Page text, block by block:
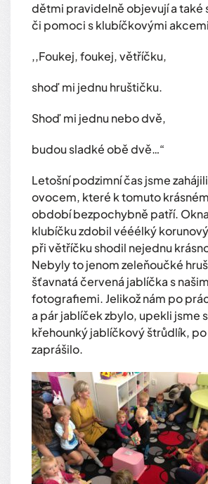
dětmi pravidelně objevují a také
či pomoci s klubíčkovými
,,Foukej, foukej, větříčku,
shoď mi jednu hruštičku.
Shoď mi jednu nebo dvě,
budou sladké obě dvě…“
Letošní podzimní čas jsme
ovocem, které k tomuto
období bezpochybně patří.
klubíčku zdobil vééélký
při větříčku shodil nejednu
Nebyly to jenom zeleňoučké
šťavnatá červená jablíčka s
fotografiemi. Jelikož nám po
a pár jablíček zbylo, upekli jsme
křehounký jablíčkový štrůdlík,
zaprášilo.